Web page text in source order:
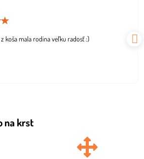
5
koša mala rodina veľku radosť :)
na krst